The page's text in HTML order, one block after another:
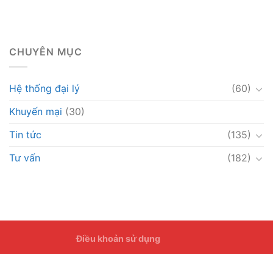
CHUYÊN MỤC
Hệ thống đại lý
(60)
Khuyến mại (30)
Tin tức
(135)
Tư vấn
(182)
Điều khoản sử dụng